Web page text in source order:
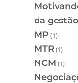
da
MP(1)
MTR(1)
NCM (1)